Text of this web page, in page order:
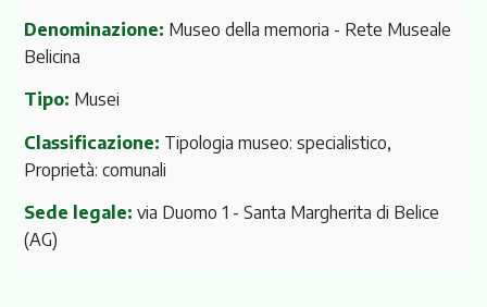
Denominazione: Museo della memoria - Rete Museale
Belicina
Tipo: Musei
Classificazione: Tipologia museo: specialistico,
Proprietà: comunali
Sede legale: via Duomo 1 - Santa Margherita di Belice
(AG)